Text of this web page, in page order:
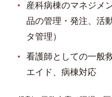
産科病棟のマネジメ
品の管理・発注、活
タ管理）
看護師としての一般
エイド、病棟対応